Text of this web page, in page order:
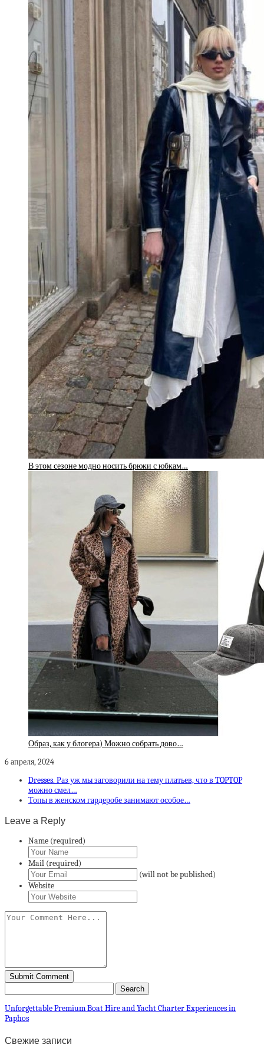
В этом сезоне модно носить брюки с юбкам…
Образ, как у блогера) Можно собрать дово…
6 апреля, 2024
Dresses. Раз уж мы заговорили на тему платьев, что в TOPTOP
можно смел…
Топы в женском гардеробе занимают особое…
Leave a Reply
Name (required)
Mail (required)
(will not be published)
Website
Unforgettable Premium Boat Hire and Yacht Charter Experiences in
Paphos
Свежие записи